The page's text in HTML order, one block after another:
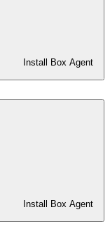
Install Box Agent
Install Box Agent